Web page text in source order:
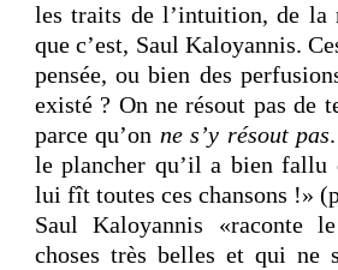
les traits de l’intuition, de la
que c’est, Saul Kaloyannis.
pensée, ou bien des
existé ? On ne résout pas de
parce qu’on ne s’y résout pas
le plancher qu’il a bien fallu
lui fît toutes ces chansons !»
Saul Kaloyannis «raconte
choses très belles et qui